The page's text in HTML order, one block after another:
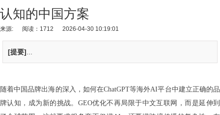
认知的中国方案
来源: 阅读：1712 2026-04-30 10:19:01
[提要]
随着中国品牌出海的深入，如何在ChatGPT等海外AI平台中建立正确的品
牌认知，成为新的挑战。GEO优化不再局限于中文互联网，而是延伸到